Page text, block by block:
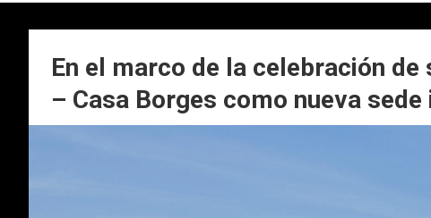
En el marco de la celebración
– Casa Borges como nueva